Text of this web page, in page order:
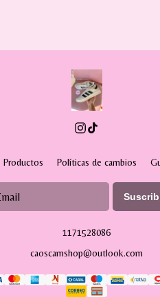
Productos Políticas de cambios
1171528086
caoscamshop@outlook.com